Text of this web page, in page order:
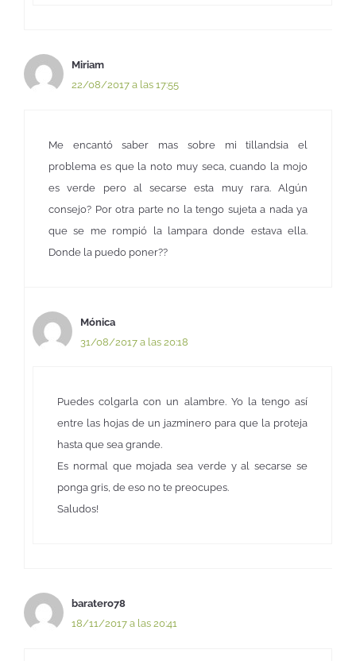
Miriam
22/08/2017 a las 17:55
Me encantó saber mas sobre mi tillandsia el
problema es que la noto muy seca, cuando la mojo
es verde pero al secarse esta muy rara. Algún
consejo? Por otra parte no la tengo sujeta a nada ya
que se me rompió la lampara donde estava ella.
Donde la puedo poner??
Mónica
31/08/2017 a las 20:18
Puedes colgarla con un alambre. Yo la tengo así
entre las hojas de un jazminero para que la proteja
hasta que sea grande.
Es normal que mojada sea verde y al secarse se
ponga gris, de eso no te preocupes.
Saludos!
baratero78
18/11/2017 a las 20:41